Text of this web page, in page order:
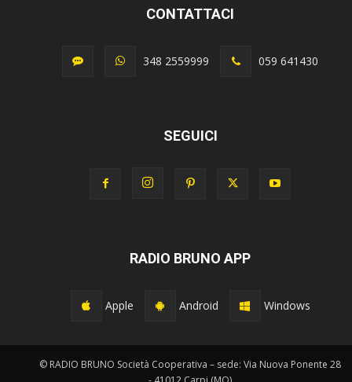
CONTATTACI
348 2559999 059 641430
SEGUICI
RADIO BRUNO APP
Apple Android Windows
© RADIO BRUNO Società Cooperativa – sede: Via Nuova Ponente 28